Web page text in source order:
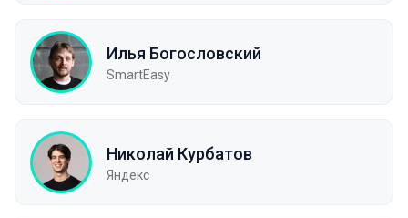
Илья Богословский
SmartEasy
Николай Курбатов
Яндекс